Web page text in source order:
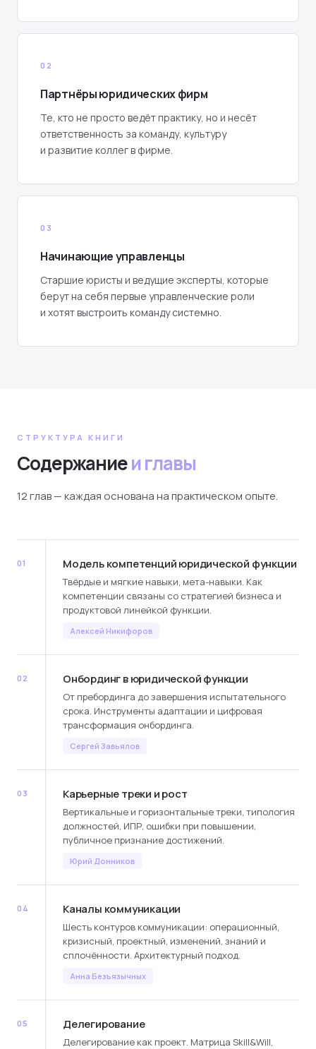
02
Партнёры юридических фирм
Те, кто не просто ведёт практику, но и несёт
ответственность за команду, культуру
и развитие коллег в фирме.
03
Начинающие управленцы
Старшие юристы и ведущие эксперты, которые
берут на себя первые управленческие роли
и хотят выстроить команду системно.
СТРУКТУРА КНИГИ
Содержаниеи главы
12 глав — каждая основана на практическом опыте.
01 Модель компетенций юридической функции
Твёрдые и мягкие навыки, мета-навыки. Как
компетенции связаны со стратегией бизнеса и
продуктовой линейкой функции.
Алексей Никифоров
02 Онбординг в юридической функции
От пребординга до завершения испытательного
срока. Инструменты адаптации и цифровая
трансформация онбординга.
Сергей Завьялов
03 Карьерные треки и рост
Вертикальные и горизонтальные треки, типология
должностей, ИПР, ошибки при повышении,
публичное признание достижений.
Юрий Донников
04 Каналы коммуникации
Шесть контуров коммуникации: операционный,
кризисный, проектный, изменений, знаний и
сплочённости. Архитектурный подход.
Анна Безъязычных
05 Делегирование
Делегирование как проект. Матрица Skill&Will,